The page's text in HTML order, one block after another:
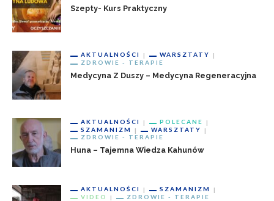
Szepty- Kurs Praktyczny
AKTUALNOŚCI
WARSZTATY
ZDROWIE - TERAPIE
Medycyna Z Duszy – Medycyna Regeneracyjna
AKTUALNOŚCI
POLECANE
SZAMANIZM
WARSZTATY
ZDROWIE - TERAPIE
Huna – Tajemna Wiedza Kahunów
AKTUALNOŚCI
SZAMANIZM
VIDEO
ZDROWIE - TERAPIE